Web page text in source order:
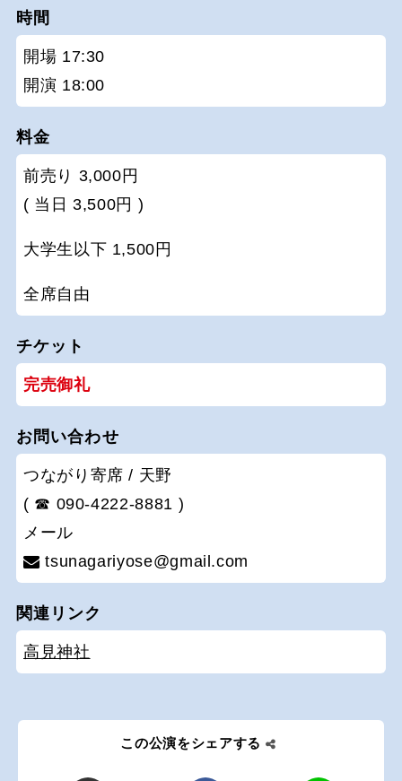
時間
開場 17:30
開演 18:00
料金
前売り 3,000円
( 当日 3,500円 )
大学生以下 1,500円
全席自由
チケット
完売御礼
お問い合わせ
つながり寄席 / 天野
( ☎ 090-4222-8881 )
メール
tsunagariyose@gmail.com
関連リンク
高見神社
この公演をシェアする